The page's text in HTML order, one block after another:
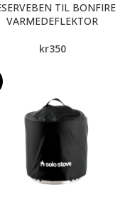
TIL BONFIRE
VARMEDEFLEKTOR
kr350